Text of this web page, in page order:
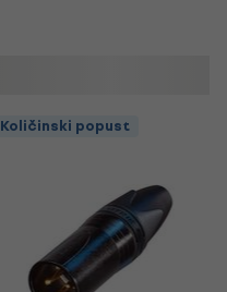
Količinski popust